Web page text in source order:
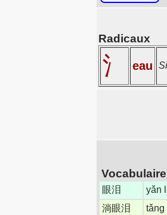
Radicaux
氵 eau
Vocabulaire
眼泪 yǎn
淌眼泪
tǎng